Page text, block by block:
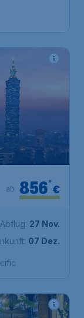
€
856*
ab
Abflug: 27 Nov.
07 Dez.